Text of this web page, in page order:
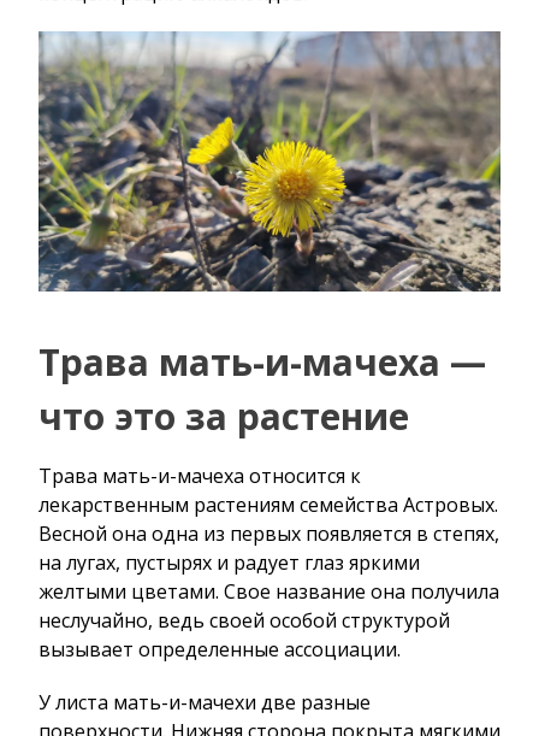
Трава мать-и-мачеха —
что это за растение
Трава мать-и-мачеха относится к
лекарственным растениям семейства Астровых.
Весной она одна из первых появляется в степях,
на лугах, пустырях и радует глаз яркими
желтыми цветами. Свое название она получила
неслучайно, ведь своей особой структурой
вызывает определенные ассоциации.
У листа мать-и-мачехи две разные